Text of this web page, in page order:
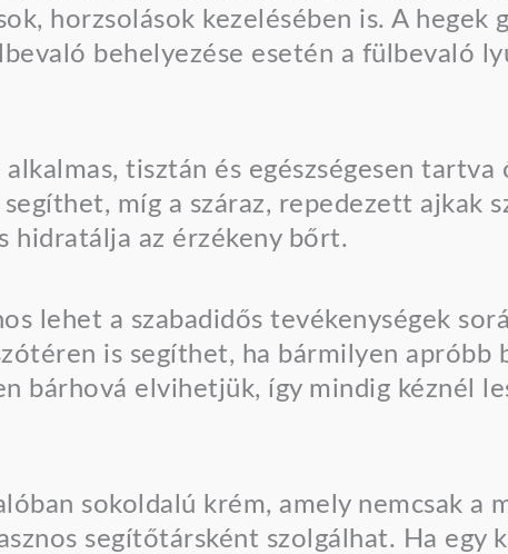
horzsolások kezelésében is. A hegek
behelyezése esetén a fülbevaló
tisztán és egészségesen
míg a száraz, repedezett ajkak
hidratálja az érzékeny bőrt.
lehet a szabadidős tevékenységek
is segíthet, ha bármilyen apróbb
bárhová elvihetjük, így mindig kéznél
sokoldalú krém, amely nemcsak a
segítőtársként szolgálhat. Ha egy